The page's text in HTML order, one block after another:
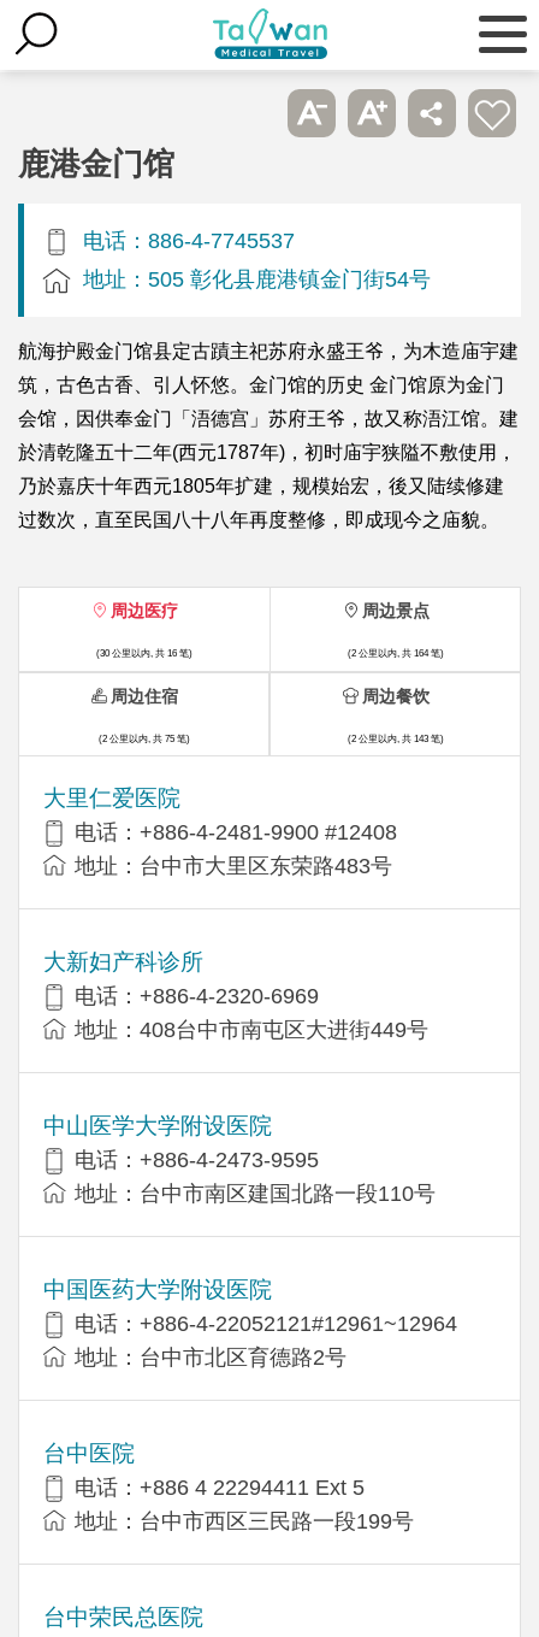
鹿港金门馆
电话：886-4-7745537
地址：505 彰化县鹿港镇金门街54号
航海护殿金门馆县定古蹟主祀苏府永盛王爷，为木造庙宇建
筑，古色古香、引人怀悠。金门馆的历史 金门馆原为金门
会馆，因供奉金门「浯德宫」苏府王爷，故又称浯江馆。建
於清乾隆五十二年(西元1787年)，初时庙宇狭隘不敷使用，
乃於嘉庆十年西元1805年扩建，规模始宏，後又陆续修建
过数次，直至民国八十八年再度整修，即成现今之庙貌。
周边医疗
(30 公里以内, 共 16 笔)
大里仁爱医院
电话：+886-4-2481-9900 #12408
地址：台中市大里区东荣路483号
大新妇产科诊所
电话：+886-4-2320-6969
地址：408台中市南屯区大进街449号
中山医学大学附设医院
电话：+886-4-2473-9595
地址：台中市南区建国北路一段110号
中国医药大学附设医院
电话：+886-4-22052121#12961~12964
地址：台中市北区育德路2号
台中医院
电话：+886 4 22294411 Ext 5
地址：台中市西区三民路一段199号
台中荣民总医院
周边景点
(2 公里以内, 共 164 笔)
周边住宿
(2 公里以内, 共 75 笔)
周边餐饮
(2 公里以内, 共 143 笔)